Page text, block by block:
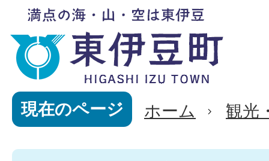
現在のページ ホーム 観光